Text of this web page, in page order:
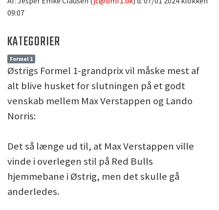
09:07
KATEGORIER
Formel 1
Østrigs Formel 1-grandprix vil måske mest af
alt blive husket for slutningen på et godt
venskab mellem Max Verstappen og Lando
Norris:
Det så længe ud til, at Max Verstappen ville
vinde i overlegen stil på Red Bulls
hjemmebane i Østrig, men det skulle gå
anderledes.